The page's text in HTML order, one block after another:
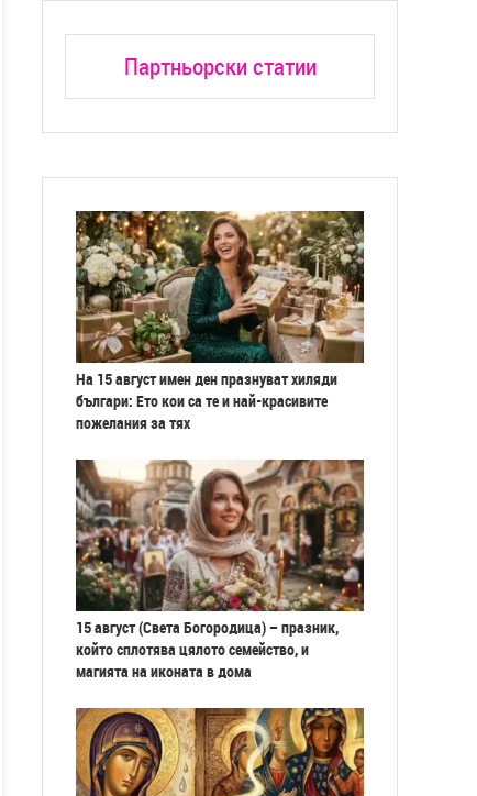
Партньорски статии
На 15 август имен ден празнуват хиляди
българи: Ето кои са те и най-красивите
пожелания за тях
15 август (Света Богородица) – празник,
който сплотява цялото семейство, и
магията на иконата в дома